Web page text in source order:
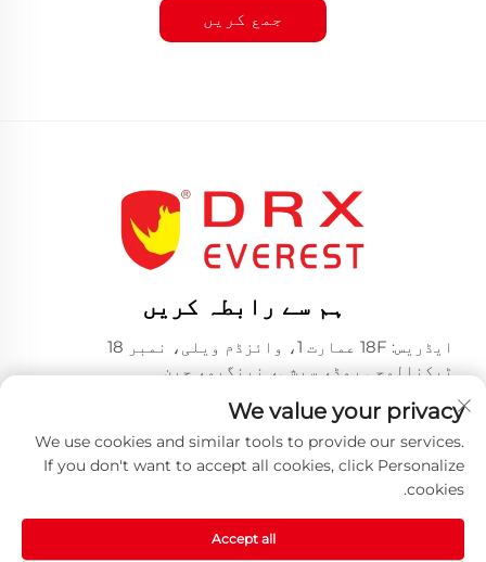
جمع کریں
ہم سے رابطہ کریں
ایڈریس: 18F عمارت 1، وائزڈم ویلی، نمبر 18
ٹیکنالوجی روڈ، سیشی، نینگبو، چین
فون نمبر:+86-574-23660321
ای میل:[email protected]
We value your privacy
We use cookies and similar tools to provide our services.
If you don't want to accept all cookies, click Personalize
cookies.
Accept all